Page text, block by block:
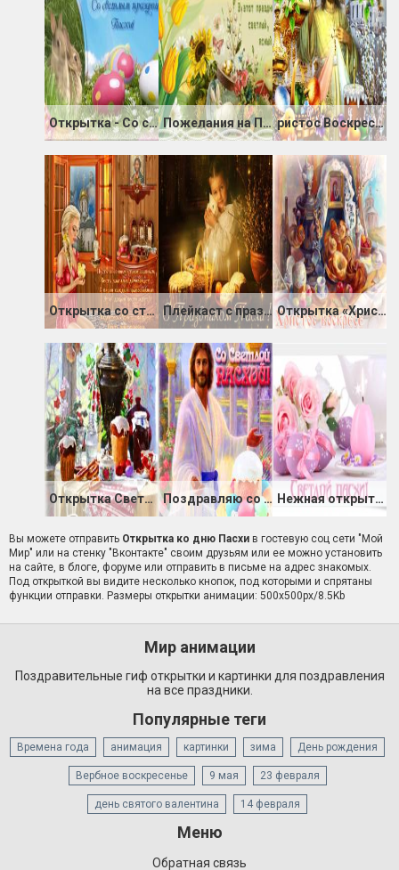
Открытка - Со светлым праздником Пасхи Пожелания на Пасху открытка ристос Воскресе - открытка с Иисусом Христом
Открытка со стихами в Светлое Христово Воскресение Плейкаст с праздником Пасхи Открытка «Христосъ Воскресе!»
Открытка Светлого Пасхального Воскресенья Поздравляю со светлой ПАСХОЙ Нежная открытка Светлой пасхи
Вы можете отправить Открытка ко дню Пасхи в гостевую соц сети "Мой
Мир" или на стенку "Вконтакте" своим друзьям или ее можно установить
на сайте, в блоге, форуме или отправить в письме на адрес знакомых.
Под открыткой вы видите несколько кнопок, под которыми и спрятаны
функции отправки. Размеры открытки анимации: 500x500px/8.5Kb
Мир анимации
Поздравительные гиф открытки и картинки для поздравления
на все праздники.
Популярные теги
Времена года анимация картинки зима День рождения
Вербное воскресенье 9 мая 23 февраля
день святого валентина 14 февраля
Меню
Обратная связь